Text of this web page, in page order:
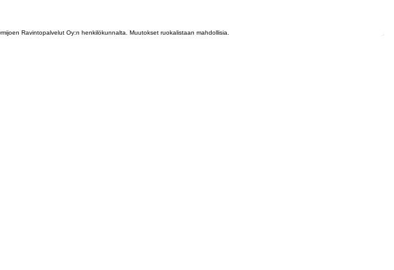
Ravintopalvelut Oy:n henkilökunnalta. Muutokset ruokalistaan mahdollisia.